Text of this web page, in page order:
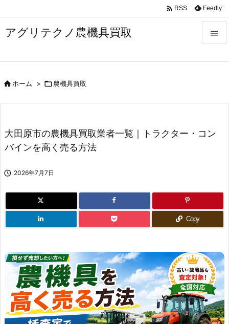
アグリテクノ農機具買取 


 RSS Feedly
ホーム > 農機具買取
大田原市の農機具買取業者一覧｜トラクター・コン
バインを高く売る方法
 2026年7月7日
Copy